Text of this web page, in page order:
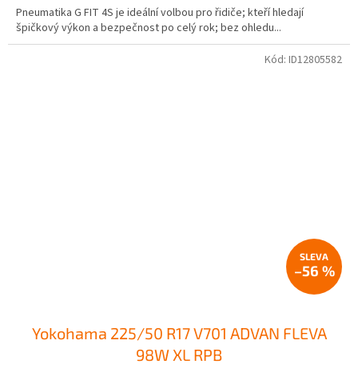
Pneumatika G FIT 4S je ideální volbou pro řidiče; kteří hledají
špičkový výkon a bezpečnost po celý rok; bez ohledu...
–56 %
Yokohama 225/50 R17 V701 ADVAN FLEVA
98W XL RPB
Kód: ID12805582